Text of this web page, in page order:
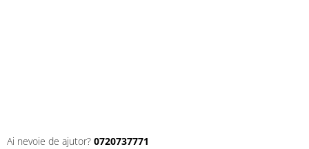
Ai nevoie de ajutor? 0720737771